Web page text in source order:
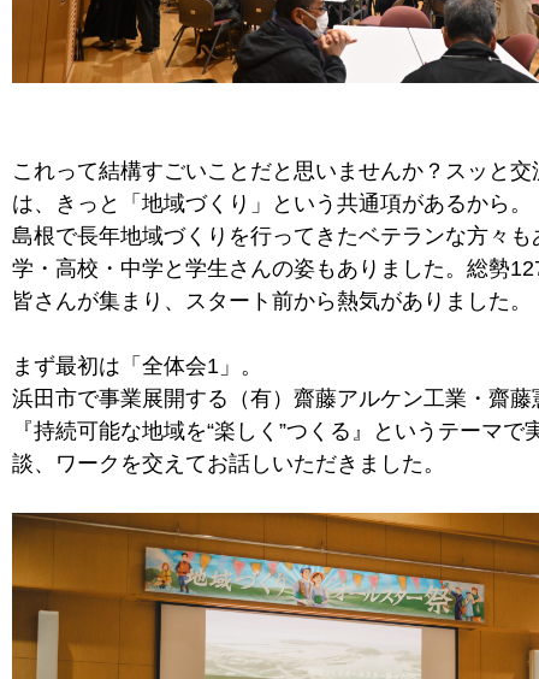
これって結構すごいことだと思いませんか？スッと交
は、きっと「地域づくり」という共通項があるから。
島根で長年地域づくりを行ってきたベテランな方々も
学・高校・中学と学生さんの姿もありました。総勢
皆さんが集まり、スタート前から熱気がありました。
まず最初は「全体会1」。
浜田市で事業展開する（有）齋藤アルケン工業・齋藤
『持続可能な地域を“楽しく”つくる』というテーマで
談、ワークを交えてお話しいただきました。